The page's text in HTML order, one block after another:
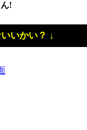
!
いかい？ ↓